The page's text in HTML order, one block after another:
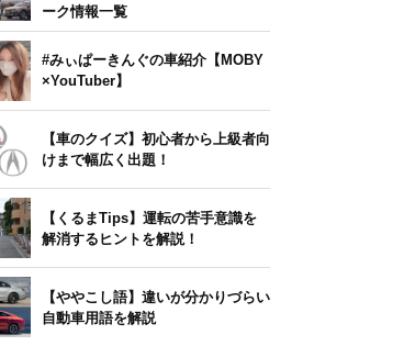
ーク情報一覧
#みぃぱーきんぐの車紹介【MOBY
×YouTuber】
【車のクイズ】初心者から上級者向
けまで幅広く出題！
【くるまTips】運転の苦手意識を
解消するヒントを解説！
【ややこし語】違いが分かりづらい
自動車用語を解説